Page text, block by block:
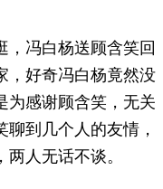
，冯白杨送顾含笑回
，好奇冯白杨竟然没
为感谢顾含笑，无关
到几个人的友情，
人无话不谈。